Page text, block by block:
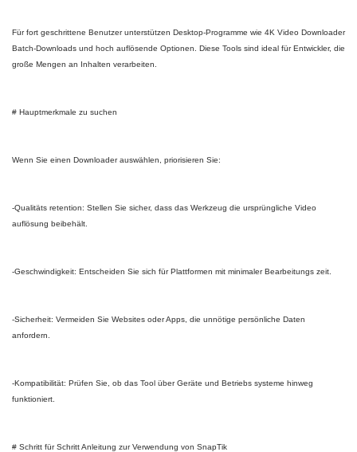
Für fort geschrittene Benutzer unterstützen Desktop-Programme wie 4K Video Downloader
Batch-Downloads und hoch auflösende Optionen. Diese Tools sind ideal für Entwickler, die
große Mengen an Inhalten verarbeiten.
# Hauptmerkmale zu suchen
Wenn Sie einen Downloader auswählen, priorisieren Sie:
-Qualitäts retention: Stellen Sie sicher, dass das Werkzeug die ursprüngliche Video
auflösung beibehält.
-Geschwindigkeit: Entscheiden Sie sich für Plattformen mit minimaler Bearbeitungs zeit.
-Sicherheit: Vermeiden Sie Websites oder Apps, die unnötige persönliche Daten
anfordern.
-Kompatibilität: Prüfen Sie, ob das Tool über Geräte und Betriebs systeme hinweg
funktioniert.
# Schritt für Schritt Anleitung zur Verwendung von SnapTik